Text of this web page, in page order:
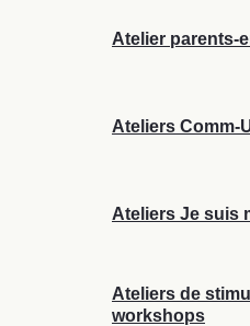
Atelier parents-
Ateliers Comm-
Ateliers Je suis
Ateliers de
workshops